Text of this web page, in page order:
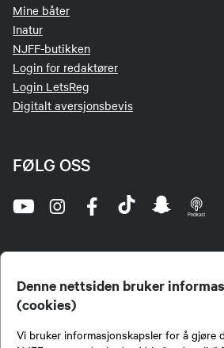
Denne nettsiden bruker
(cookies)
Vi bruker informasjonskapsler for å gjøre
Mine båter
Inatur
NJFF-butikken
Login for redaktører
Login LetsReg
Digitalt aversjonsbevis
FØLG OSS
jegere og sportsfiskere og et av de viktigste miljøene for